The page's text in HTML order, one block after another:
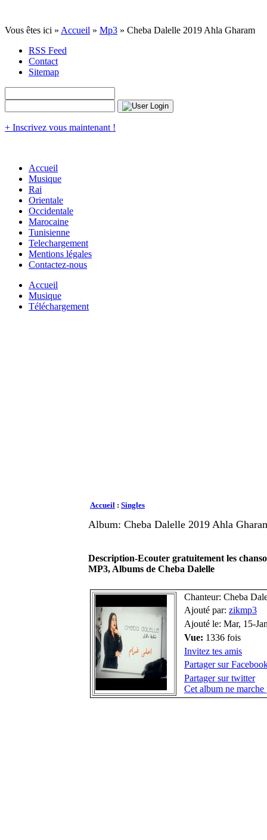
Vous êtes ici » Accueil » Mp3 » Cheba Dalelle 2019 Ahla Gharam
RSS Feed
Contact
Sitemap
+ Inscrivez vous maintenant !
Accueil
Musique
Rai
Orientale
Occidentale
Marocaine
Tunisienne
Telechargement
Mentions légales
Contactez-nous
Accueil
Musique
Téléchargement
Accueil : Singles
Album: Cheba Dalelle 2019 Ahla
Description-Ecouter gratuitement les
MP3, Albums de Cheba Dalelle
Chanteur: Cheba
Ajouté par: zikmp3
Ajouté le: Mar, 15-
Vue: 1336 fois
Invitez tes amis
Partager sur
Partager sur twitter
Cet album ne marche